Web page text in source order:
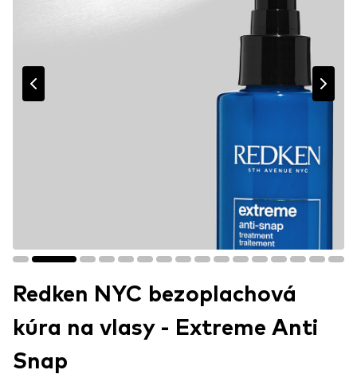
Redken NYC bezoplachová
kúra na vlasy - Extreme Anti
Snap